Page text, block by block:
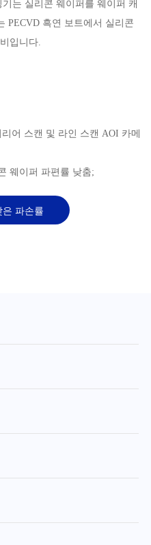
는 실리콘 웨이퍼를 웨이퍼 캐
PECVD 흑연 보트에서 실리콘
입니다.
어 스캔 및 라인 스캔 AOI 카메
웨이퍼 파편률 낮춤;
은 파손률